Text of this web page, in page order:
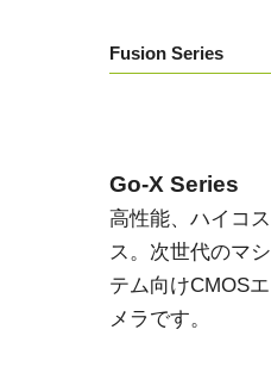
Fusion Series
Go-X Series
高性能、ハイコ
ス。次世代のマ
テム向けCMOS
メラです。